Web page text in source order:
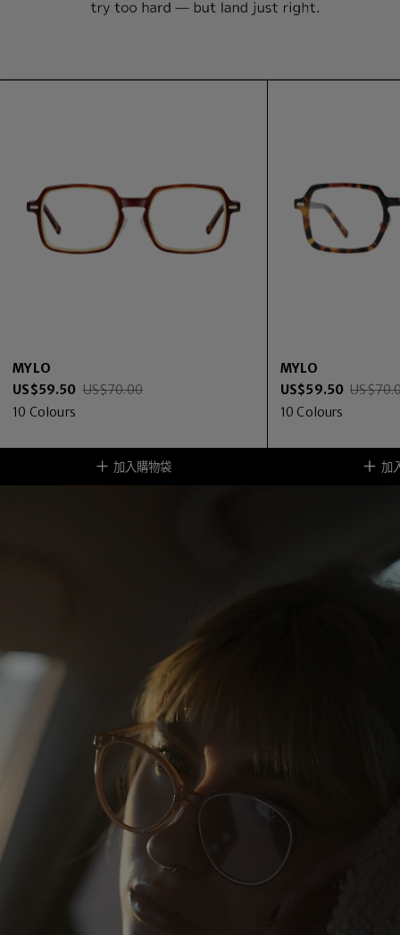
MYLO
US$59.50 US$70.00
10 Colours
加入購物袋
MYLO
US$59.50 US$
10 Colours
加